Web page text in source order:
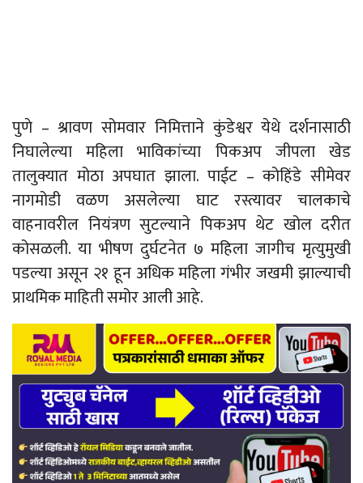
पुणे – श्रावण सोमवार निमित्ताने कुंडेश्वर येथे दर्शनासाठी
निघालेल्या महिला भाविकांच्या पिकअप जीपला खेड
तालुक्यात मोठा अपघात झाला. पाईट – कोहिंडे सीमेवर
नागमोडी वळण असलेल्या घाट रस्त्यावर चालकाचे
वाहनावरील नियंत्रण सुटल्याने पिकअप थेट खोल दरीत
कोसळली. या भीषण दुर्घटनेत ७ महिला जागीच मृत्युमुखी
पडल्या असून २१ हून अधिक महिला गंभीर जखमी झाल्याची
प्राथमिक माहिती समोर आली आहे.